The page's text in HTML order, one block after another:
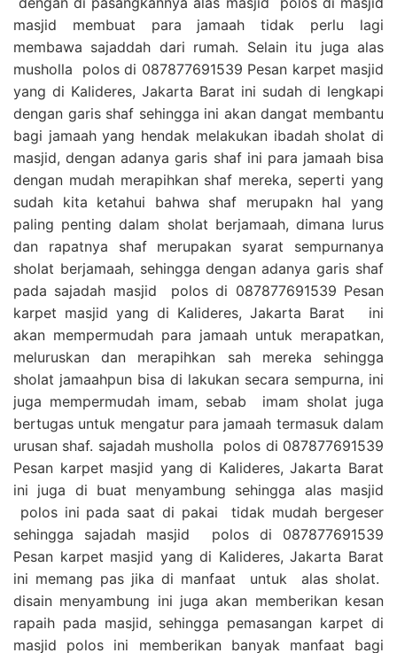
masjid membuat para jamaah tidak perlu lagi
membawa sajaddah dari rumah. Selain itu juga alas
musholla polos di 087877691539 Pesan karpet masjid
yang di Kalideres, Jakarta Barat ini sudah di lengkapi
dengan garis shaf sehingga ini akan dangat membantu
bagi jamaah yang hendak melakukan ibadah sholat di
masjid, dengan adanya garis shaf ini para jamaah bisa
dengan mudah merapihkan shaf mereka, seperti yang
sudah kita ketahui bahwa shaf merupakn hal yang
paling penting dalam sholat berjamaah, dimana lurus
dan rapatnya shaf merupakan syarat sempurnanya
sholat berjamaah, sehingga dengan adanya garis shaf
pada sajadah masjid polos di 087877691539 Pesan
karpet masjid yang di Kalideres, Jakarta Barat ini
akan mempermudah para jamaah untuk merapatkan,
meluruskan dan merapihkan sah mereka sehingga
sholat jamaahpun bisa di lakukan secara sempurna, ini
juga mempermudah imam, sebab imam sholat juga
bertugas untuk mengatur para jamaah termasuk dalam
urusan shaf. sajadah musholla polos di 087877691539
Pesan karpet masjid yang di Kalideres, Jakarta Barat
ini juga di buat menyambung sehingga alas masjid
polos ini pada saat di pakai tidak mudah bergeser
sehingga sajadah masjid polos di 087877691539
Pesan karpet masjid yang di Kalideres, Jakarta Barat
ini memang pas jika di manfaat untuk alas sholat.
disain menyambung ini juga akan memberikan kesan
rapaih pada masjid, sehingga pemasangan karpet di
masjid polos ini memberikan banyak manfaat bagi